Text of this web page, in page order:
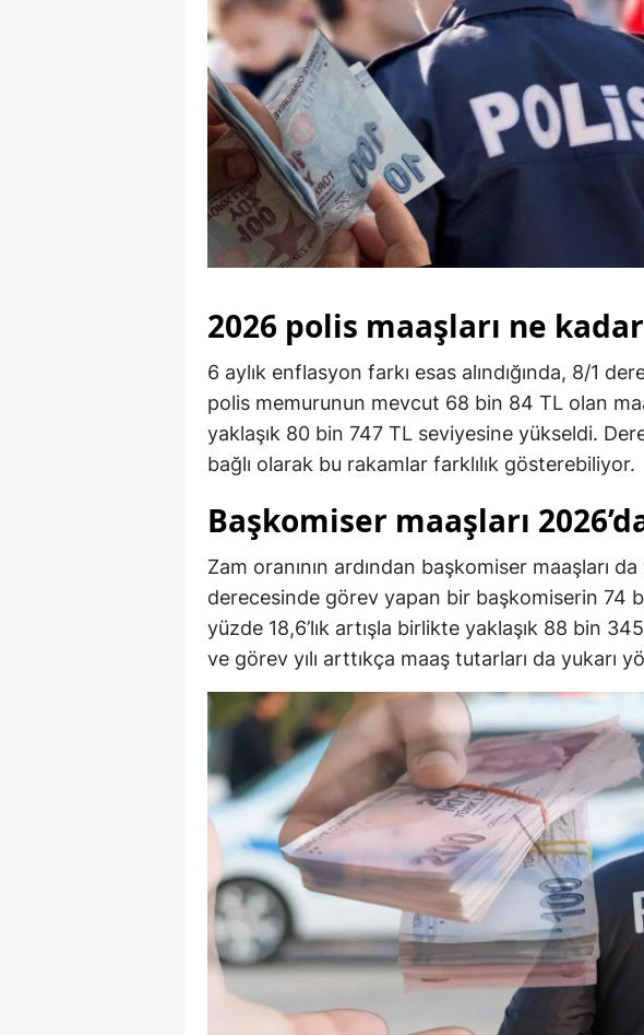
2026 polis maaşları ne
6 aylık enflasyon farkı esas alındığında, 8/1
polis memurunun mevcut 68 bin 84 TL olan
yaklaşık 80 bin 747 TL seviyesine yükseldi.
bağlı olarak bu rakamlar farklılık gösterebiliyor.
Başkomiser maaşları
Zam oranının ardından başkomiser maaşları
derecesinde görev yapan bir başkomiserin 74
yüzde 18,6’lık artışla birlikte yaklaşık 88 bin
ve görev yılı arttıkça maaş tutarları da yukarı